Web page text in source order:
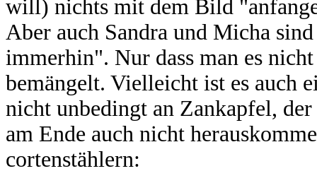
will) nichts mit dem Bild
Aber auch Sandra und Micha
immerhin". Nur dass man es
bemängelt. Vielleicht ist es auch
nicht unbedingt an Zankapfel,
am Ende auch nicht
cortenstählern: